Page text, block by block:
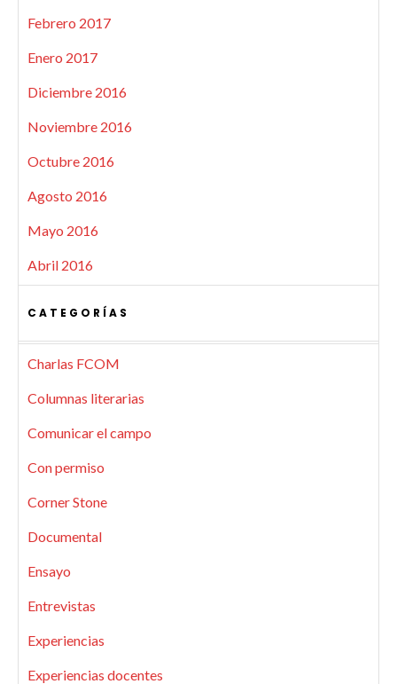
Febrero 2017
Enero 2017
Diciembre 2016
Noviembre 2016
Octubre 2016
Agosto 2016
Mayo 2016
Abril 2016
CATEGORÍAS
Charlas FCOM
Columnas literarias
Comunicar el campo
Con permiso
Corner Stone
Documental
Ensayo
Entrevistas
Experiencias
Experiencias docentes